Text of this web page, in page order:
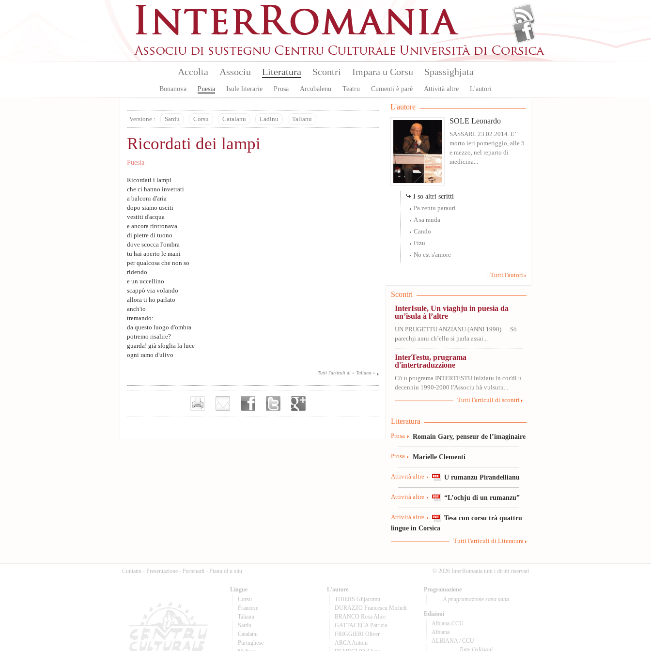
Accolta Associu Literatura
Bonanova Puesia Isule literarie Prosa Arcubalenu Teatru Cumenti è parè Attività altre L'autori
Scontri Impara u Corsu Spassighjata
Versione : Sardu Corsu Catalanu Ladinu Talianu
Ricordati dei lampi
Puesia
Ricordati i lampi
che ci hanno invetrati
a balconi d'aria
dopo siamo usciti
vestiti d'acqua
e ancora rintronava
di pietre di tuono
dove scocca l'ombra
tu hai aperto le mani
per qualcosa che non so
ridendo
e un uccellino
scappò via volando
allora ti ho parlato
anch'io
tremando:
da questo luogo d'ombra
potremo risalire?
guarda! già sfoglia la luce
ogni ramo d'ulivo
Tutti l'articuli di « Talianu »
L'autore
SOLE Leonardo
SASSARI. 23.02.2014. E’
morto ieri pomeriggio, alle 5
e mezzo, nel reparto di
medicina...
I so altri scritti
Pa zentu parauri
A sa muda
Cando
Fìzu
No est s'amore
Tutti l'autori
Scontri
InterIsule, Un viaghju in puesia da
un’isula à l’altre
UN PRUGETTU ANZIANU (ANNI 1990) Sò
parechji anni ch’ellu si parla assai...
InterTestu, prugrama
d'intertraduzzione
Cù u prugrama INTERTESTU iniziatu in cor'di u
decenniu 1990-2000 l'Associu hà vulsutu...
Tutti l'articuli di scontri
Literatura
Prosa Romain Gary, penseur de l’imaginaire
Prosa Marielle Clementi
Attività altre U rumanzu Pirandellianu
Attività altre “L’ochju di un rumanzu”
Attività altre
Tesa cun corsu trà quattru
lingue in Corsica
Tutti l'articuli di Literatura
Cuntattu - Presentazione - Partenarii - Pianu di u situ © 2026 InterRomania tutti i diritti riservati
Lingue
Corsu
Francese
Talianu
Sardu
Catalanu
Purtughese
L'autore
THIERS Ghjacumu
DURAZZO Francescu Micheli
BRANCO Rosa Alice
GATTACECA Patrizia
FRIGGIERI Oliver
ARCA Antoni
Prugramazione
A prugramazione sana sana
Edizioni
Albiana-CCU
Albiana
ALBIANA / CCU
Tutte l'edizioni